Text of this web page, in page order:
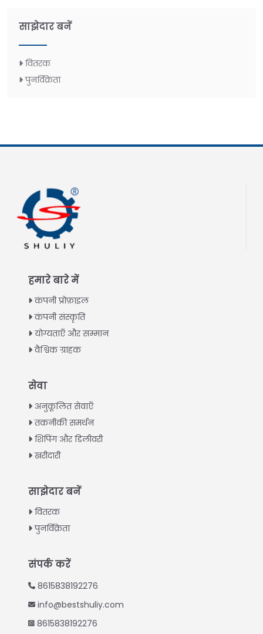
साझेदार बनें
वितरक
पुनर्विक्रेता
हमारे बारे में
कंपनी प्रोफ़ाइल
कंपनी संस्कृति
योग्यताएँ और सम्मान
वैश्विक ग्राहक
सेवा
अनुकूलित सेवाएँ
तकनीकी समर्थन
शिपिंग और डिलीवरी
खरीदारी
साझेदार बनें
वितरक
पुनर्विक्रेता
संपर्क करें
8615838192276
info@bestshuliy.com
8615838192276